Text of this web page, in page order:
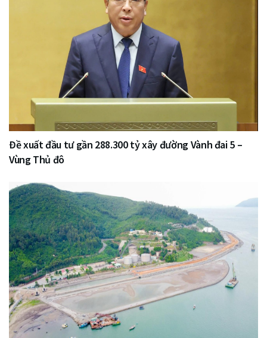
Đề xuất đầu tư gần 288.300 tỷ xây đường Vành đai 5 –
Vùng Thủ đô